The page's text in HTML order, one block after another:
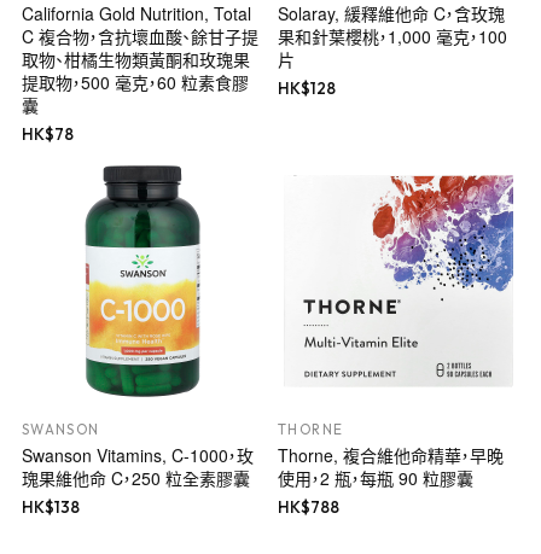
California Gold Nutrition, Total
C 複合物，含抗壞血酸、餘甘子提
取物、柑橘生物類黃酮和玫瑰果
提取物，500 毫克，60 粒素食膠
囊
HK$78
Solaray, 緩釋維他命 C，含玫瑰
果和針葉櫻桃，1,000 毫克，100
片
HK$128
SWANSON
Swanson Vitamins, C-1000，玫
瑰果維他命 C，250 粒全素膠囊
HK$138
THORNE
Thorne, 複合維他命精華，早晚
使用，2 瓶，每瓶 90 粒膠囊
HK$788